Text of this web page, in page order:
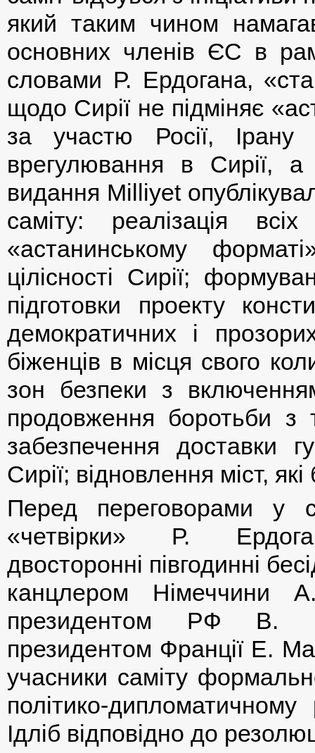
який таким чином
основних членів ЄС в
словами Р. Ердогана,
щодо Сирії не підміняє
за участю Росії, Ірану
врегулювання в Сирії,
видання Milliyet
саміту: реалізація
«астанинському
цілісності Сирії;
підготовки проекту
демократичних і
біженців в місця свого
зон безпеки з
продовження боротьби
забезпечення доставки
Сирії; відновлення міст,
Перед переговорами у
«четвірки» Р.
двосторонні півгодинні
канцлером Німеччини
президентом РФ В.
президентом Франції Е.
учасники саміту
політико-дипломатичному
Ідліб відповідно до